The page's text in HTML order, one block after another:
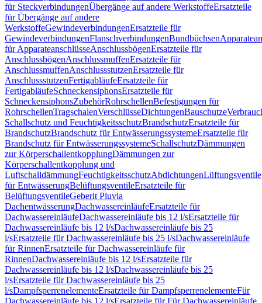
für SteckverbindungenÜbergänge auf andere WerkstoffeErsatzteile
für Übergänge auf andere
WerkstoffeGewindeverbindungenErsatzteile für
GewindeverbindungenFlanschverbindungenBundbüchsen
für ApparateanschlüsseAnschlussbögenErsatzteile für
AnschlussbögenAnschlussmuffenErsatzteile für
AnschlussmuffenAnschlussstutzenErsatzteile für
AnschlussstutzenFertigabläufeErsatzteile für
FertigabläufeSchneckensiphonsErsatzteile für
SchneckensiphonsZubehörRohrschellenBefestigungen für
RohrschellenTragschalenVerschlüsseDichtungenBauschutze
Schallschutz und FeuchtigkeitsschutzBrandschutzErsatzteile für
BrandschutzBrandschutz für EntwässerungssystemeErsatzteile für
Brandschutz für EntwässerungssystemeSchallschutzDämmungen
zur KörperschallentkopplungDämmungen zur
Körperschallentkopplung und
LuftschalldämmungFeuchtigkeitsschutzAbdichtungenLüftungsventile
für EntwässerungBelüftungsventileErsatzteile für
BelüftungsventileGeberit Pluvia
DachentwässerungDachwassereinläufeErsatzteile für
DachwassereinläufeDachwassereinläufe bis 12 l/sErsatzteile für
Dachwassereinläufe bis 12 l/sDachwassereinläufe bis 25
l/sErsatzteile für Dachwassereinläufe bis 25 l/sDachwassereinläufe
für RinnenErsatzteile für Dachwassereinläufe für
RinnenDachwassereinläufe bis 12 l/sErsatzteile für
Dachwassereinläufe bis 12 l/sDachwassereinläufe bis 25
l/sErsatzteile für Dachwassereinläufe bis 25
l/sDampfsperrenelementeErsatzteile für DampfsperrenelementeFür
Dachwassereinläufe bis 12 l/sErsatzteile für Für Dachwassereinläufe